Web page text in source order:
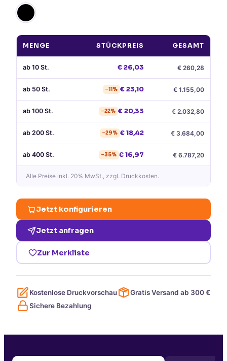
MENGE STÜCKPREIS GESAMT
ab 10 St. €26,03 € 260,28
ab 50 St. −11% €23,10 € 1.155,00
ab 100 St. −22% €20,33 € 2.032,80
ab 200 St. −29% €18,42 € 3.684,00
ab 400 St. −35% €16,97 € 6.787,20
Alle Preise inkl. 20% MwSt., zzgl. Druckkosten.
Jetzt konfigurieren
Jetzt anfragen
Zur Merkliste
Kostenlose Druckvorschau Gratis Versand ab 300€
Sichere Bezahlung